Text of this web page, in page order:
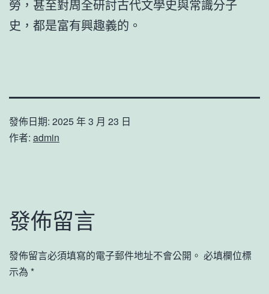
勞，甚至對周全研討古代文學史與常識分子
史，都是富有興趣義的。
發佈日期: 2025 年 3 月 23 日
作者: admin
發佈留言
發佈留言必須填寫的電子郵件地址不會公開。 必填欄位標
示為 *